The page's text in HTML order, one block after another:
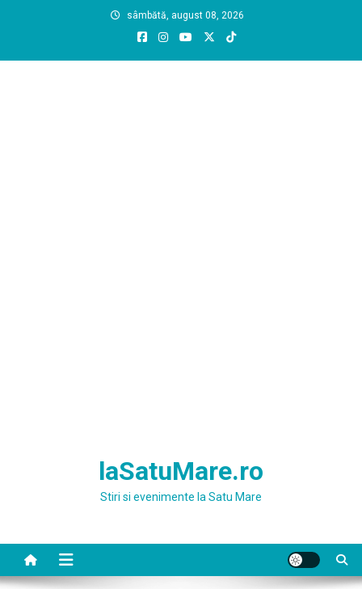
sâmbătă, august 08, 2026
laSatuMare.ro
Stiri si evenimente la Satu Mare